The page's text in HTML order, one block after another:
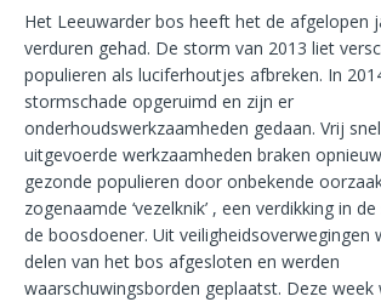
Het Leeuwarder bos heeft het de afgelopen
verduren gehad. De storm van 2013 liet
populieren als luciferhoutjes afbreken. In
stormschade opgeruimd en zijn er
onderhoudswerkzaamheden gedaan. Vrij
uitgevoerde werkzaamheden braken
gezonde populieren door onbekende
zogenaamde ‘vezelknik’ , een verdikking in
de boosdoener. Uit veiligheidsoverwegingen
delen van het bos afgesloten en werden
waarschuwingsborden geplaatst. Deze week